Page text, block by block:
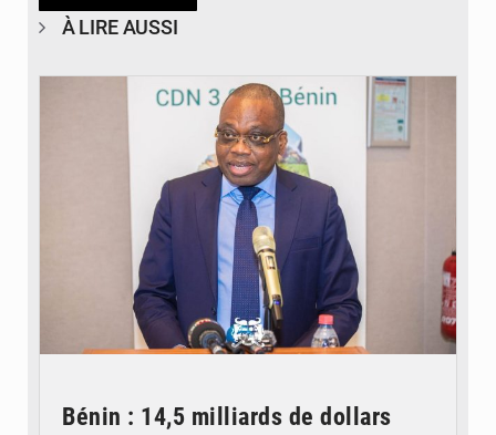
À LIRE AUSSI
Bénin : 14,5 milliards de dollars